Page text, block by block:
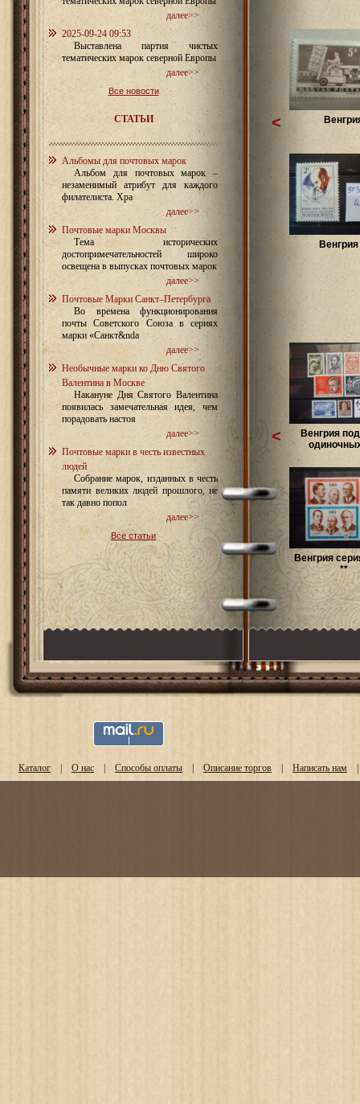
далее>>
2025-09-24 09:53
Выставлена партия чистых
тематических марок северной Европы
далее>>
Все новости
СТАТЬИ
Альбомы для почтовых марок
Альбом для почтовых марок –
незаменимый атрибут для каждого
филателиста. Хра
далее>>
Почтовые марки Москвы
Тема исторических
достопримечательностей широко
освещена в выпусках почтовых марок
далее>>
Почтовые Марки Санкт–Петербурга
Во времена функционирования
почты Советского Союза в сериях
марки «Санкт&nda
далее>>
Необычные марки ко Дню Святого
Валентина в Москве
Накануне Дня Святого Валентина
появилась замечательная идея, чем
порадовать настоя
далее>>
Почтовые марки в честь известных
людей
Собрание марок, изданных в честь
памяти великих людей прошлого, не
так давно попол
далее>>
Все статьи
Венгрия
<
Венгрия
Венгрия
**
<
Каталог | О нас | Способы оплаты | Описание торгов | Написать нам |